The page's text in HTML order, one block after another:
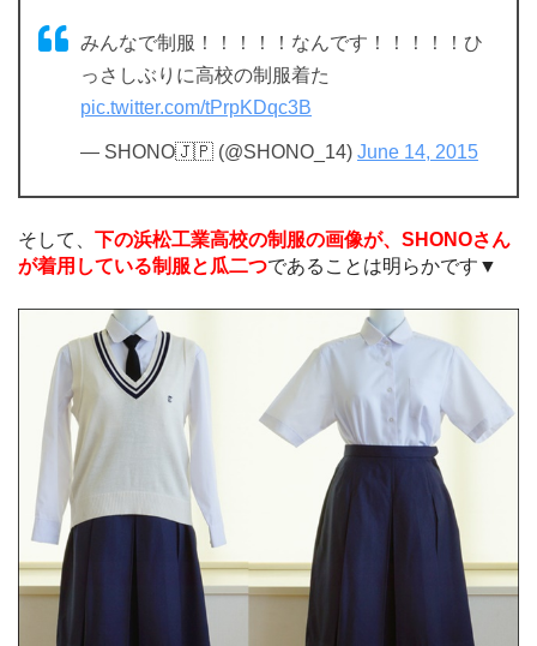
みんなで制服！！！！！なんです！！！！！ひ
っさしぶりに高校の制服着た
pic.twitter.com/tPrpKDqc3B
— SHONO🇯🇵 (@SHONO_14) June 14, 2015
そして、 下の浜松工業高校の制服の画像が、SHONOさん
が着用している制服と瓜二つであることは明らかです▼